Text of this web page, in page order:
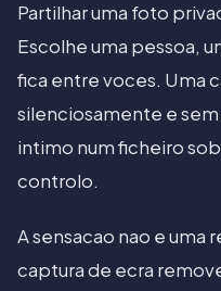
Partilhar uma foto
Escolhe uma pessoa,
fica entre voces. Uma
silenciosamente e
intimo num ficheiro
controlo.
A sensacao nao e uma
captura de ecra